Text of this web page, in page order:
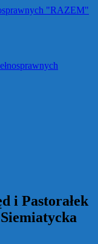
i Pastorałek